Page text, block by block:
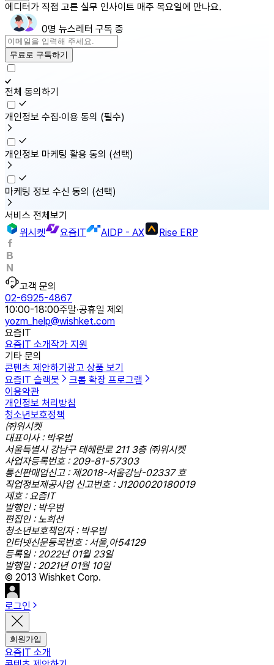
에디터가 직접 고른 실무 인사이트 매주 목요일에 만나요.
0명 뉴스레터 구독 중
무료로 구독하기
전체 동의하기
개인정보 수집·이용 동의 (필수)
개인정보 마케팅 활용 동의 (선택)
마케팅 정보 수신 동의 (선택)
서비스 전체보기
위시켓
요즘IT AIDP - AX Rise ERP
고객 문의
02-6925-4867
10:00-18:00주말·공휴일 제외
yozm_help@wishket.com
요즘IT
요즘IT 소개작가 지원
기타 문의
콘텐츠 제안하기광고 상품 보기
요즘IT 슬랙봇
크롬 확장 프로그램
이용약관
개인정보 처리방침
청소년보호정책
㈜위시켓
대표이사 : 박우범
서울특별시 강남구 테헤란로 211 3층 ㈜위시켓
사업자등록번호 : 209-81-57303
통신판매업신고 : 제2018-서울강남-02337 호
직업정보제공사업 신고번호 : J1200020180019
제호 : 요즘IT
발행인 : 박우범
편집인 : 노희선
청소년보호책임자 : 박우범
인터넷신문등록번호 : 서울,아54129
등록일 : 2022년 01월 23일
발행일 : 2021년 01월 10일
© 2013 Wishket Corp.
로그인
회원가입
요즘IT 소개